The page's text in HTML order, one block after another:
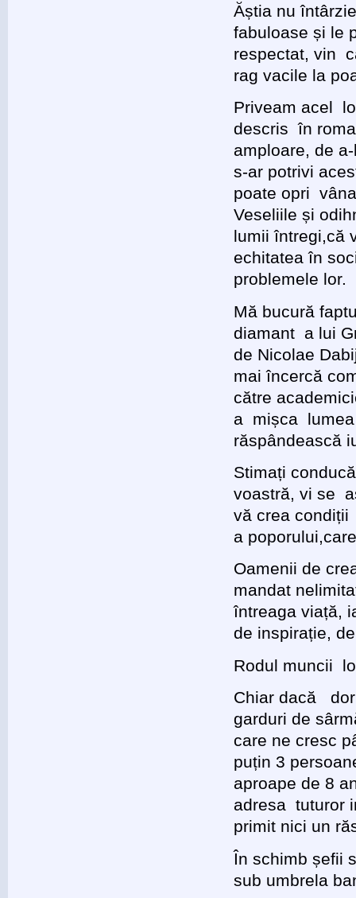
Ăștia nu
fabuloase și le
respectat, vin
rag vacile la
Priveam acel
descris în
amploare, de
s-ar potrivi
poate opri
Veseliile și
lumii întregi,că
echitatea în
problemele lor.
Mă bucură
diamant a lui
de Nicolae
mai încercă
către
a mișca lumea
răspândească
Stimați
voastră, vi se
vă crea
a
Oamenii de
mandat
întreaga viață,
de inspirație,
Rodul muncii
Chiar dacă
garduri de
care ne cresc
puțin 3
aproape de 8
adresa tuturor
primit nici un
În schimb șefii
sub umbrela